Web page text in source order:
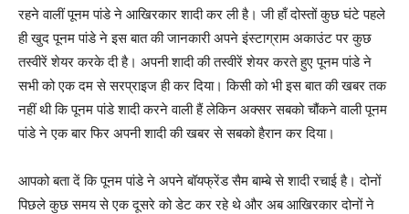
रहने वालीं पूनम पांडे ने आखिरकार शादी कर ली है। जी हाँ दोस्तों कुछ घंटे पहले
ही खुद पूनम पांडे ने इस बात की जानकारी अपने इंस्टाग्राम अकाउंट पर कुछ
तस्वीरें शेयर करके दी है। अपनी शादी की तस्वीरें शेयर करते हुए पूनम पांडे ने
सभी को एक दम से सरप्राइज ही कर दिया। किसी को भी इस बात की खबर तक
नहीं थी कि पूनम पांडे शादी करने वाली हैं लेकिन अक्सर सबको चौंकने वाली पूनम
पांडे ने एक बार फिर अपनी शादी की खबर से सबको हैरान कर दिया।
आपको बता दें कि पूनम पांडे ने अपने बॉयफ्रेंड सैम बाम्बे से शादी रचाई है। दोनों
पिछले कुछ समय से एक दूसरे को डेट कर रहे थे और अब आखिरकार दोनों ने